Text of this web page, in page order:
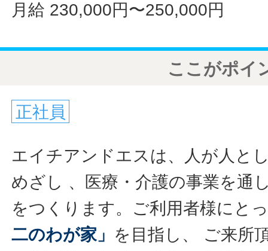
月給 230,000円〜250,000円
ここがポイ
正社員
エイチアンドエスは、人が人と
めざし 、医療・介護の事業を通
をつくります。ご利用者様にと
二のわが家」 を目指し、 ご来所